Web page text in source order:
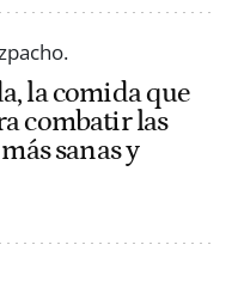
la comida que
combatir las
sanas y